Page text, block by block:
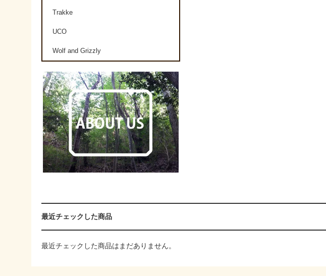
Trakke
UCO
Wolf and Grizzly
最近チェックした商品
最近チェックした商品はまだありません。